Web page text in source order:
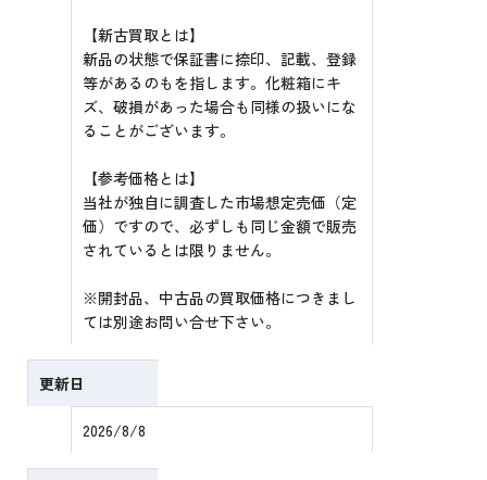
【新古買取とは】
新品の状態で保証書に捺印、記載、登録
等があるのもを指します。化粧箱にキ
ズ、破損があった場合も同様の扱いにな
ることがございます。
【参考価格とは】
当社が独自に調査した市場想定売価（定
価）ですので、必ずしも同じ金額で販売
されているとは限りません。
※開封品、中古品の買取価格につきまし
ては別途お問い合せ下さい。
更新日
2026/8/8